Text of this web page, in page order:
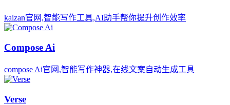
kaizan官网,智能写作工具,AI助手帮你提升创作效率
Compose Ai
compose Ai官网,智能写作神器,在线文案自动生成工具
Verse